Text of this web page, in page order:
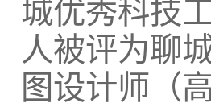
城优秀科技
人被评为聊
图设计师（